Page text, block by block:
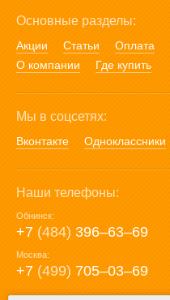
Основные разделы:
Акции Статьи Оплата
О компании
Где купить
Мы в соцсетях:
Вконтакте Одноклассники
Наши телефоны:
Обнинск:
+7 (484) 396‒63‒69
Москва:
+7 (499) 705‒03‒69